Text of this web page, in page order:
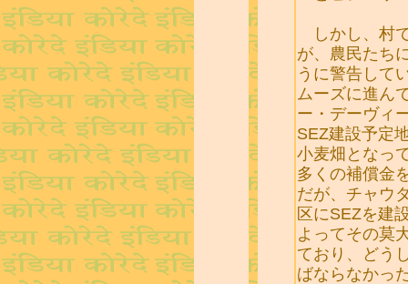
しかし、村
が、農民たち
うに警告して
ムーズに進ん
ー・デーヴィ
SEZ建設予定
小麦畑となっ
多くの補償金
だが、チャウ
区にSEZを建
よってその莫
ており、どう
ばならなかっ